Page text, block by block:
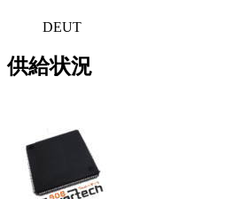
DEUT
供給状況